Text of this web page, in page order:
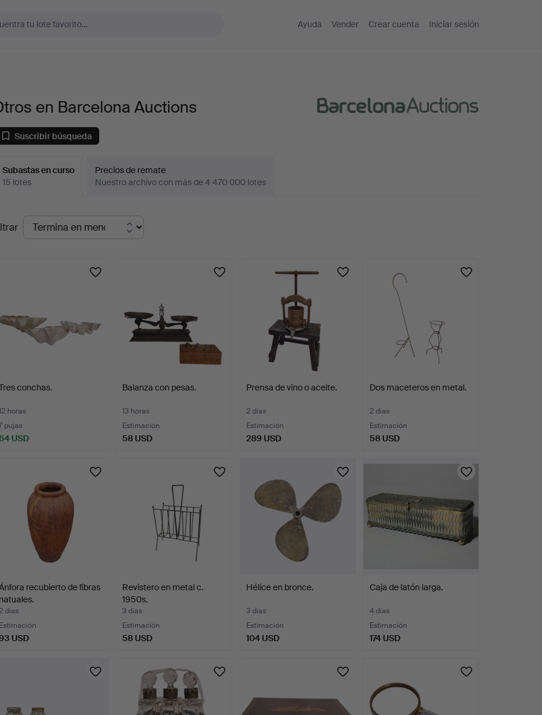
Ayuda Vender Crear cuenta Iniciar sesión
en Barcelona Auctions
Suscribir búsqueda
Subastas en curso
15 lotes
Precios de remate
Nuestro archivo con más de 4 470 000 lotes
Subastas
conchas.
horas
pujas
USD
Balanza con pesas.
13 horas
Estimación
58 USD
Prensa de vino o aceite.
2 días
Estimación
289 USD
Dos maceteros en metal.
2 días
Estimación
58 USD
recubierto de fibras
natuales.
días
Estimación
USD
Revistero en metal c.
1950s.
3 días
Estimación
58 USD
Hélice en bronce.
3 días
Estimación
104 USD
Caja de latón larga.
4 días
Estimación
174 USD